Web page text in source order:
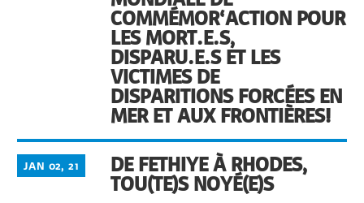
COMMÉMOR‘ACTION POUR
LES MORT.E.S,
DISPARU.E.S ET LES
VICTIMES DE
DISPARITIONS FORCÉES EN
MER ET AUX FRONTIÈRES!
DE FETHIYE À RHODES,
TOU(TE)S NOYÉ(E)S
JAN 02, 21